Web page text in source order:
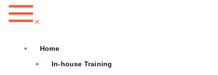
Home
In-house Training